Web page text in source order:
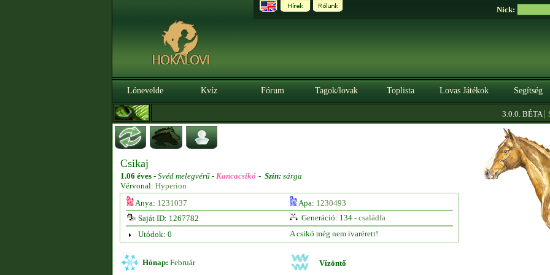
Nick:
Lónevelde Kvíz Fórum Tagok/lovak Toplista Lovas Játékok Segítség
3.0.0. BÉTA|
Csikaj
1.06 éves - Svéd melegvérű - Kancacsikó - Szín: sárga
Vérvonal: Hyperion
Anya: 1231037 Apa: 1230493
Saját ID: 1267782
Generáció: 134 - családfa
Utódok: 0
A csikó még nem ivarérett!
Hónap: Február Vízöntő